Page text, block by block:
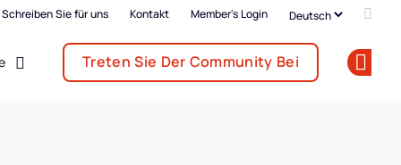
Schreiben Sie für uns Kontakt Member's Login
Add
Treten Sie Der Community Bei